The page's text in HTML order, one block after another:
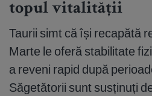
topul vitalității
Taurii simt că își recapătă
Marte le oferă stabilitate
a reveni rapid după
Săgetătorii sunt susținuți